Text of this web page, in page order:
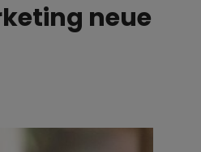
neue